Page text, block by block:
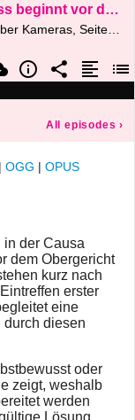
Causa Vincenz: Der Prozess beginnt vor der Gerichtstür
All episodes ›
| OGG | OPUS
in der Causa
dem Obergericht
kurz nach
erster
eine
diesen
oder
zeigt, weshalb
werden